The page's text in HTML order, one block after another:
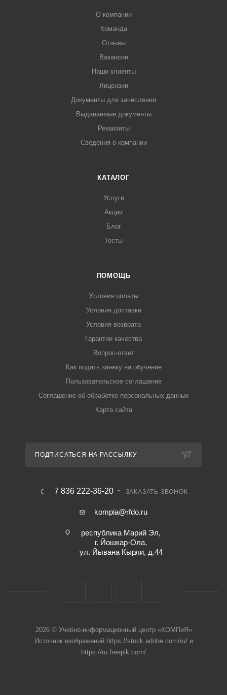
О компании
Команда
Отзывы
Вакансии
Наши клиенты
Лицензии
Документы для зачисления
Выдаваемые документы
Реквизиты
Сведения о компании
КАТАЛОГ
Услуги
Акции
Блог
Тесты
ПОМОЩЬ
Условия оплаты
Условия доставки
Условия возврата
Гарантии качества
Вопрос-ответ
Как подать заявку на обучение
Пользовательское соглашение
Соглашение об обработке персональных данных
Карта сайта
ПОДПИСАТЬСЯ НА РАССЫЛКУ
7 836 222-36-20 ЗАКАЗАТЬ ЗВОНОК
kompia@rfdo.ru
республика Марий Эл,
г. Йошкар-Ола,
ул. Йывана Кырли, д.44
2026 © Учебно-информационный центр «КОМПиЯ»
Источник изображений https://stock.adobe.com/ru/ и
https://ru.freepik.com/